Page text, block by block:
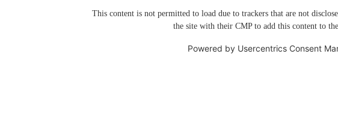
This content is not permitted to load due to trackers that are not
the site with their CMP to add this content to
Powered by Usercentrics Consent